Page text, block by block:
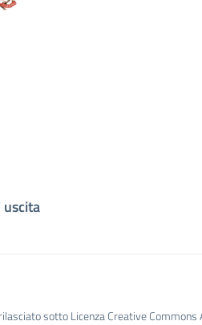
sotto Licenza Creative Commons